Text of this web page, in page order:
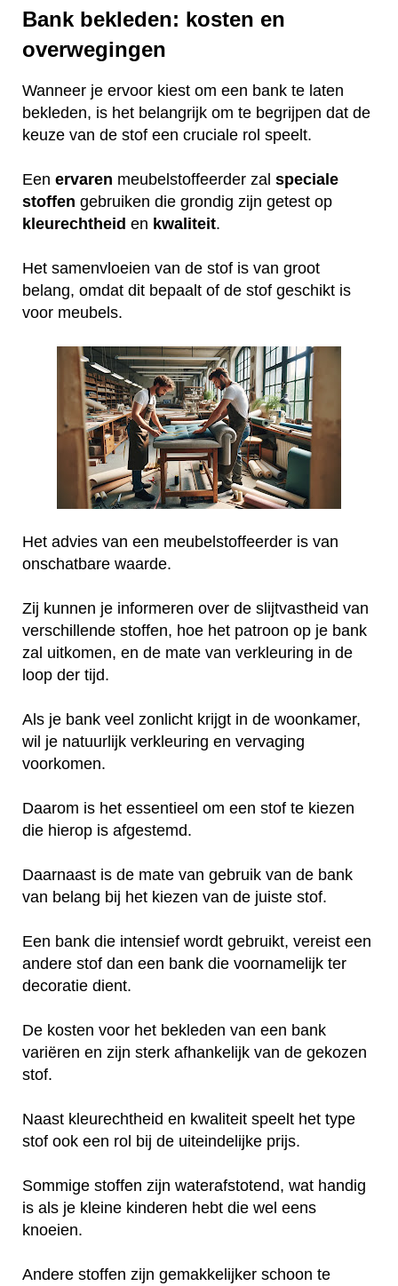
Bank bekleden: kosten en
overwegingen
Wanneer je ervoor kiest om een bank te laten
bekleden, is het belangrijk om te begrijpen dat de
keuze van de stof een cruciale rol speelt.
Een ervaren meubelstoffeerder zal speciale
stoffen gebruiken die grondig zijn getest op
kleurechtheid en kwaliteit.
Het samenvloeien van de stof is van groot
belang, omdat dit bepaalt of de stof geschikt is
voor meubels.
Het advies van een meubelstoffeerder is van
onschatbare waarde.
Zij kunnen je informeren over de slijtvastheid van
verschillende stoffen, hoe het patroon op je bank
zal uitkomen, en de mate van verkleuring in de
loop der tijd.
Als je bank veel zonlicht krijgt in de woonkamer,
wil je natuurlijk verkleuring en vervaging
voorkomen.
Daarom is het essentieel om een stof te kiezen
die hierop is afgestemd.
Daarnaast is de mate van gebruik van de bank
van belang bij het kiezen van de juiste stof.
Een bank die intensief wordt gebruikt, vereist een
andere stof dan een bank die voornamelijk ter
decoratie dient.
De kosten voor het bekleden van een bank
variëren en zijn sterk afhankelijk van de gekozen
stof.
Naast kleurechtheid en kwaliteit speelt het type
stof ook een rol bij de uiteindelijke prijs.
Sommige stoffen zijn waterafstotend, wat handig
is als je kleine kinderen hebt die wel eens
knoeien.
Andere stoffen zijn gemakkelijker schoon te